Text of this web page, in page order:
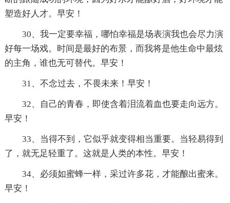
塑造好人才。早安！
30、我一定要幸福，哪怕幸福是场表演我也会尽力演
好每一场戏。时间是最好的布景，而我将是他生命中最炫
的主角，谁也无可替代。早安！
31、不念过去，不畏未来！早安！
32、自己的青春，即使含着泪流着血也要走向远方。
早安！
33、当得不到，它似乎就变得相当重要。当轻易得到
了，就无足轻重了。这就是人类的本性。早安！
34、必须如蜜蜂一样，采过许多花，才能酿出蜜来。
早安！